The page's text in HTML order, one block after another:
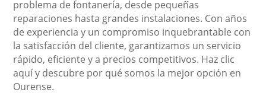
problema de fontanería, desde pequeñas
reparaciones hasta grandes instalaciones. Con años
de experiencia y un compromiso inquebrantable con
la satisfacción del cliente, garantizamos un servicio
rápido, eficiente y a precios competitivos. Haz clic
aquí y descubre por qué somos la mejor opción en
Ourense.